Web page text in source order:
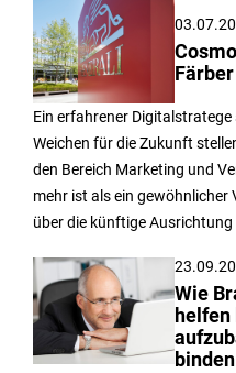
Ein erfahrener
Weichen für die Zukunft
den Bereich Marketing und
mehr ist als ein
über die künftige Ausrichtung
Wie
binden